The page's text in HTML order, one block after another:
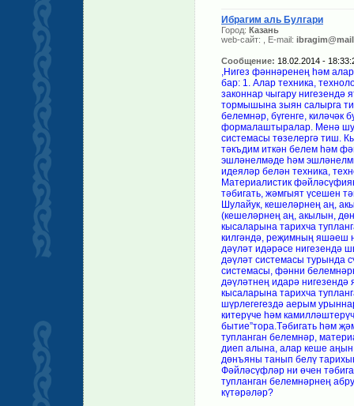
Ибрагим аль Булгари
Город: Казань
web-сайт:
, E-mail:
Сообщение: 18.02.2014 -
,Нигез фәннәренең һәм
бар: 1. Алар техника,
законнар чыгару нигезендә
тормышына зыян салырга
белемнәр, бүгенге,
формалаштыралар. Менә
системасы төзелергә тиш.
тәкъдим иткән белем һәм
эшләнелмәде һәм
идеяләр белән техника,
Материалистик
тәбигать, жәмгыят үсешен
Шулайук, кешеләрнең аң,
(кешеләрнең аң, акылын,
кысаларына тарихча
килгәндә, реҗимның яшәеш
дәүләт идәрәсе нигезендә
дәүләт системасы турында
системасы, фәнни
дәүләтнең идарә нигезендә
кысаларына тарихча
шүрлегегездә аерым
китерүче һәм
бытие”тора.Тәбигать һәм
тупланган белемнәр,
диеп алына, алар кеше
дөнъяны танып белү
Фәйләсүфләр ни өчен
тупланган белемнәрнең
күтәрәләр?